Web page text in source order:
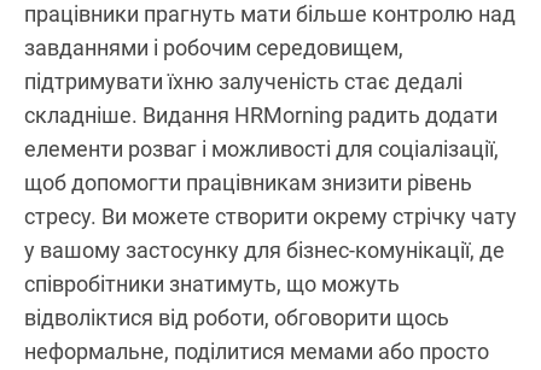
працівники прагнуть мати більше контролю над
завданнями і робочим середовищем,
підтримувати їхню залученість стає дедалі
складніше. Видання HRMorning радить додати
елементи розваг і можливості для соціалізації,
щоб допомогти працівникам знизити рівень
стресу. Ви можете створити окрему стрічку чату
у вашому застосунку для бізнес-комунікації, де
співробітники знатимуть, що можуть
відволіктися від роботи, обговорити щось
неформальне, поділитися мемами або просто